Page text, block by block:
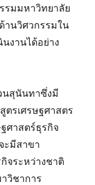
รมมหาวิทยาลัย
านวิศวกรรมใน
งานได้อย่าง
นสุนันทาซึ่งมี
ตรเศรษฐศาสตร
ศาสตร์ธุรกิจ
ะมีสาขา
จระหว่างชาติ
วิชาการ